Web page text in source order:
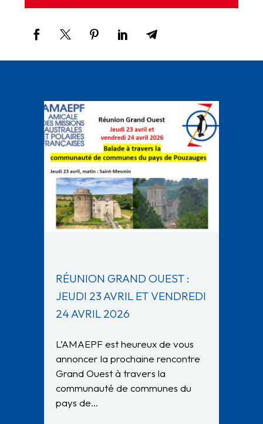
RÉUNION GRAND OUEST :
JEUDI 23 AVRIL ET VENDREDI
24 AVRIL 2026
L’AMAEPF est heureux de vous
annoncer la prochaine rencontre
Grand Ouest à travers la
communauté de communes du
pays de…